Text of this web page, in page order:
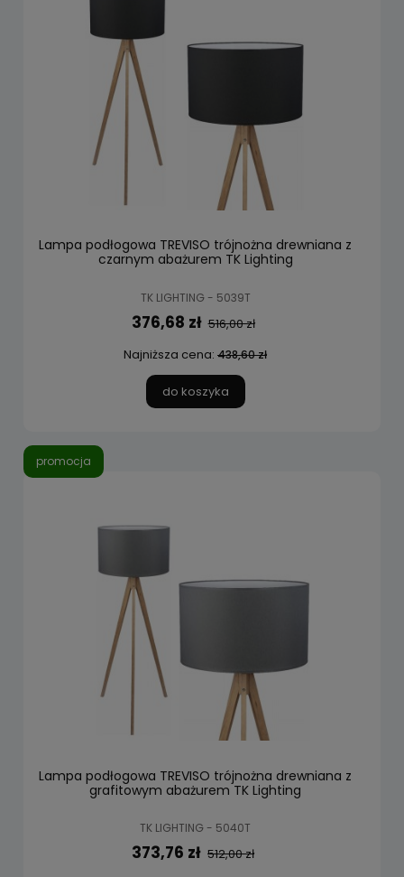
Lampa podłogowa TREVISO trójnożna drewniana z
czarnym abażurem TK Lighting
TK LIGHTING - 5039T
376,68 zł 516,00 zł
Najniższa cena: 438,60 zł
do koszyka
Lampa podłogowa TREVISO trójnożna drewniana z
grafitowym abażurem TK Lighting
TK LIGHTING - 5040T
373,76 zł 512,00 zł
promocja